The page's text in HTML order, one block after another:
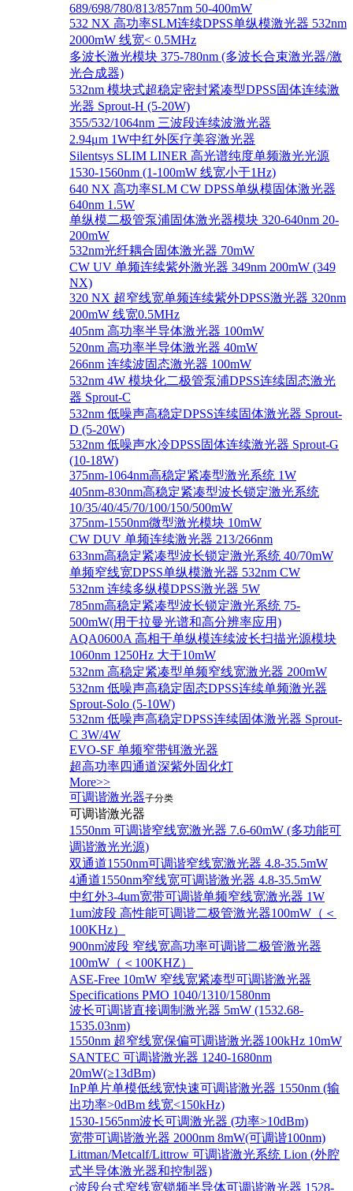
689/698/780/813/857nm 50-400mW
532 NX 高功率SLM连续DPSS单纵模激光器 532nm
2000mW 线宽< 0.5MHz
多波长激光模块 375-780nm (多波长合束激光器/激
光合成器)
532nm 模块式超稳定密封紧凑型DPSS固体连续激
光器 Sprout-H (5-20W)
355/532/1064nm 三波段连续波激光器
2.94μm 1W中红外医疗美容激光器
Silentsys SLIM LINER 高光谱纯度单频激光光源
1530-1560nm (1-100mW 线宽小于1Hz)
640 NX 高功率SLM CW DPSS单纵模固体激光器
640nm 1.5W
单纵模二极管泵浦固体激光器模块 320-640nm 20-
200mW
532nm光纤耦合固体激光器 70mW
CW UV 单频连续紫外激光器 349nm 200mW (349
NX)
320 NX 超窄线宽单频连续紫外DPSS激光器 320nm
200mW 线宽0.5MHz
405nm 高功率半导体激光器 100mW
520nm 高功率半导体激光器 40mW
266nm 连续波固态激光器 100mW
532nm 4W 模块化二极管泵浦DPSS连续固态激光
器 Sprout-C
532nm 低噪声高稳定DPSS连续固体激光器 Sprout-
D (5-20W)
532nm 低噪声水冷DPSS固体连续激光器 Sprout-G
(10-18W)
375nm-1064nm高稳定紧凑型激光系统 1W
405nm-830nm高稳定紧凑型波长锁定激光系统
10/35/40/45/70/100/150/500mW
375nm-1550nm微型激光模块 10mW
CW DUV 单频连续激光器 213/266nm
633nm高稳定紧凑型波长锁定激光系统 40/70mW
单频窄线宽DPSS单纵模激光器 532nm CW
532nm 连续多纵模DPSS激光器 5W
785nm高稳定紧凑型波长锁定激光系统 75-
500mW(用于拉曼光谱和高分辨率应用)
AQA0600A 高相干单纵模连续波长扫描光源模块
1060nm 1250Hz 大于10mW
532nm 高稳定紧凑型单频窄线宽激光器 200mW
532nm 低噪声高稳定固态DPSS连续单频激光器
Sprout‐Solo (5-10W)
532nm 低噪声高稳定DPSS连续固体激光器 Sprout-
C 3W/4W
EVO-SF 单频窄带铒激光器
超高功率四通道深紫外固化灯
More>>
可调谐激光器子分类
可调谐激光器
1550nm 可调谐窄线宽激光器 7.6-60mW (多功能可
调谐激光光源)
双通道1550nm可调谐窄线宽激光器 4.8-35.5mW
4通道1550nm窄线宽可调谐激光器 4.8-35.5mW
中红外3-4um宽带可调谐单频窄线宽激光器 1W
1um波段 高性能可调谐二极管激光器100mW（＜
100KHz）
900nm波段 窄线宽高功率可调谐二极管激光器
100mW（＜100KHZ）
ASE-Free 10mW 窄线宽紧凑型可调谐激光器
Specifications PMO 1040/1310/1580nm
波长可调谐直接调制激光器 5mW (1532.68-
1535.03nm)
1550nm 超窄线宽保偏可调谐激光器100kHz 10mW
SANTEC 可调谐激光器 1240-1680nm
20mW(≥13dBm)
InP单片单模低线宽快速可调谐激光器 1550nm (输
出功率>0dBm 线宽<150kHz)
1530-1565nm波长可调激光器 (功率>10dBm)
宽带可调谐激光器 2000nm 8mW(可调谐100nm)
Littman/Metcalf/Littrow 可调谐激光系统 Lion (外腔
式半导体激光器和控制器)
c波段台式窄线宽锁频半导体可调谐激光器 1528-